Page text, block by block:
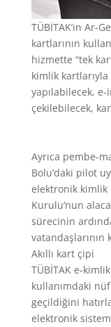
TÜBİTAK’ın Ar-
kartlarının
hizmette “tek
kimlik
yapılabilecek, e-
çekilebilecek,
Ayrıca pembe-
Bolu’daki pilot
elektronik kimlik
Kurulu’nun
sürecinin
vatandaşlarının
Akıllı kart çipi
TÜBİTAK e-
kullanımdaki
geçildiğini
elektronik